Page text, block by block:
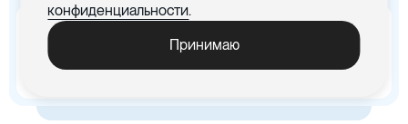
Цифровая бухгалтерия
x5
Ускорились процедуры
обработки документов
-30%
издержки, связанные с печатью
конфиденциальности.
Принимаю